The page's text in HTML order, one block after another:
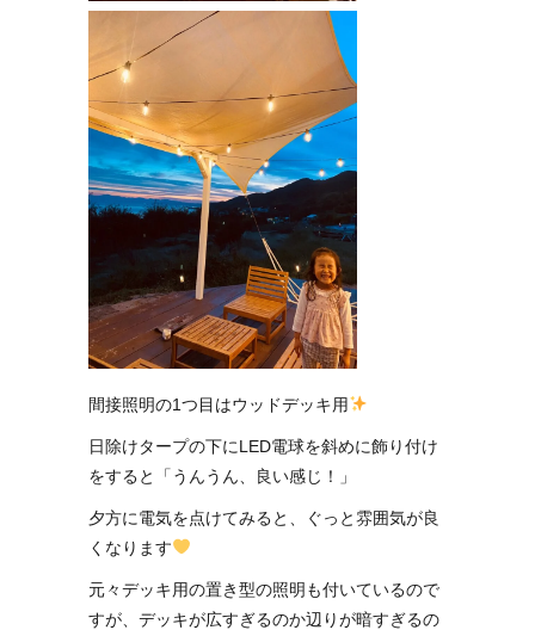
間接照明の1つ目はウッドデッキ用
日除けタープの下にLED電球を斜めに飾り付け
をすると「うんうん、良い感じ！」
夕方に電気を点けてみると、ぐっと雰囲気が良
くなります
元々デッキ用の置き型の照明も付いているので
すが、デッキが広すぎるのか辺りが暗すぎるの